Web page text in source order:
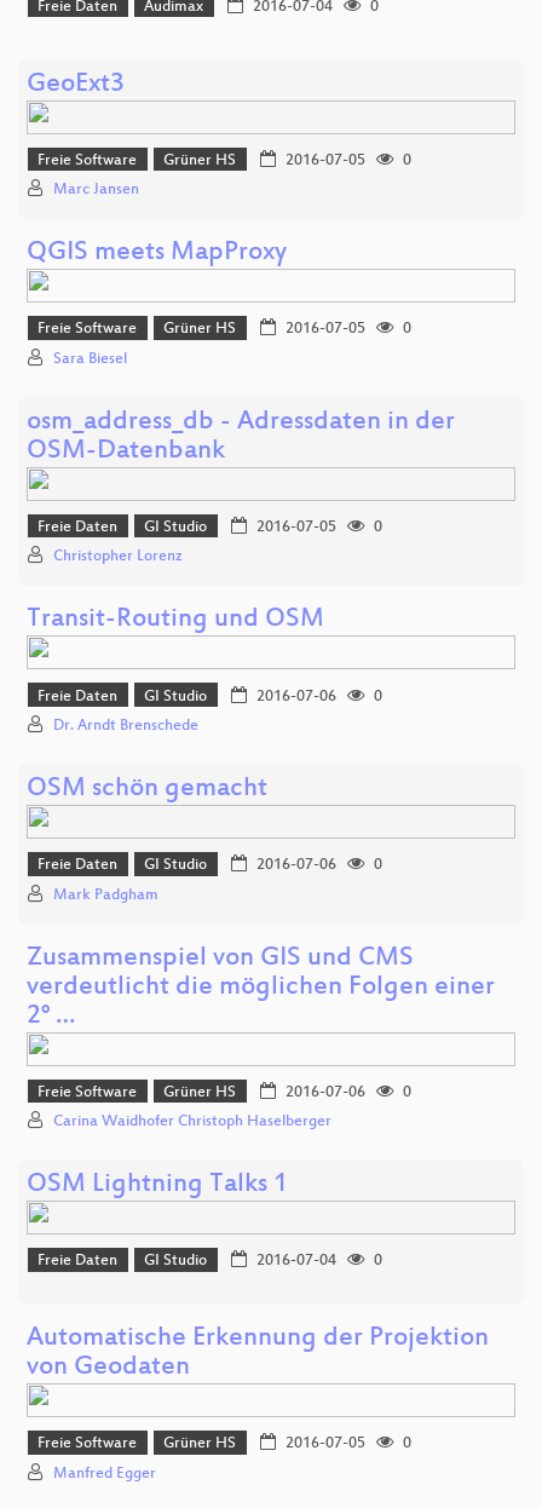
Freie Daten Audimax 2016-07-04 0
GeoExt3
Freie Software Grüner HS 2016-07-05
0
Marc Jansen
QGIS meets MapProxy
Freie Software Grüner HS 2016-07-05
0
Sara Biesel
osm_address_db - Adressdaten in der
OSM-Datenbank
Freie Daten GI Studio 2016-07-05
0
Christopher Lorenz
Transit-Routing und OSM
Freie Daten GI Studio 2016-07-06
0
Dr. Arndt Brenschede
OSM schön gemacht
Freie Daten GI Studio 2016-07-06
0
Mark Padgham
Zusammenspiel von GIS und CMS
verdeutlicht die möglichen Folgen einer
2° …
Freie Software Grüner HS 2016-07-06
0
Carina Waidhofer Christoph Haselberger
OSM Lightning Talks 1
Freie Daten GI Studio 2016-07-04 0
Automatische Erkennung der Projektion
von Geodaten
Freie Software Grüner HS 2016-07-05
0
Manfred Egger